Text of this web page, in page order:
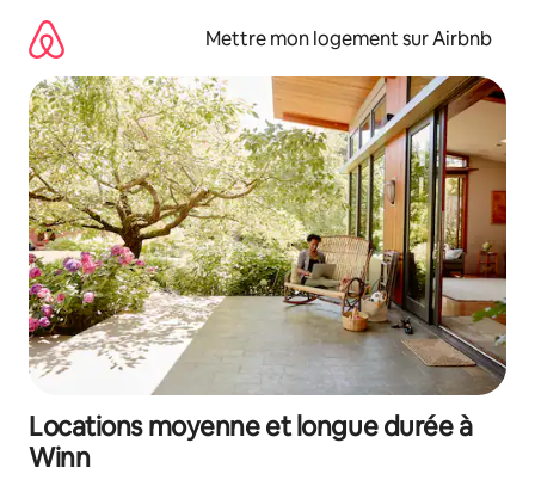
directement
contenu
Mettre mon logement sur Airbnb
Locations moyenne et longue durée à
Winn